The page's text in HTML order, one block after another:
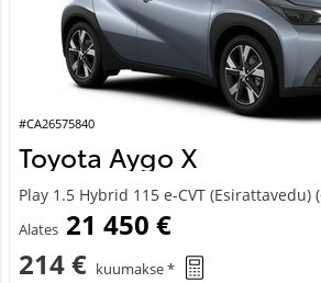
#CA26575840
Toyota Aygo X
Play 1.5 Hybrid 115 e-CVT (Esirattavedu)
Alates 21 450 €
214 € kuumakse *